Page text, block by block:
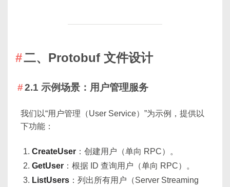
二、Protobuf 文件设计
2.1 示例场景：用户管理服务
我们以“用户管理（User Service）”为示例，提供以
下功能：
CreateUser ：创建用户（单向 RPC）。
GetUser ：根据 ID 查询用户（单向 RPC）。
ListUsers ：列出所有用户（Server Streaming